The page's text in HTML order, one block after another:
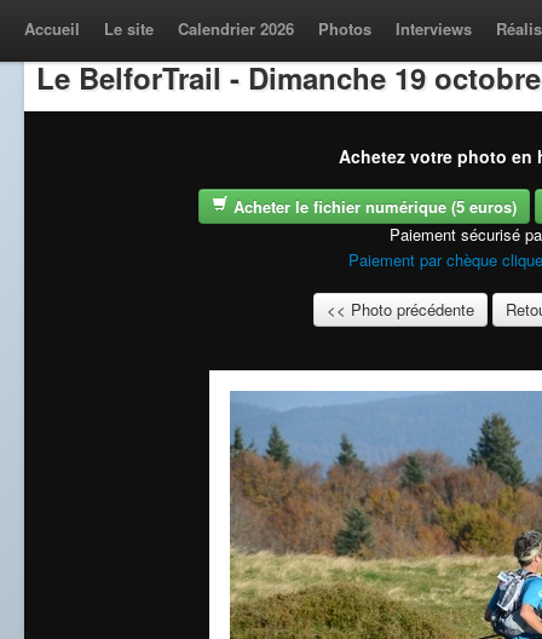
Accueil Le site Calendrier 2026 Photos Interviews
Le BelforTrail - Dimanche 19
Achetez votre photo en
Acheter le fichier numérique (5 euros)
Paiement sécurisé
Paiement par chèque
<< Photo précédente